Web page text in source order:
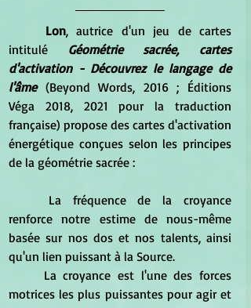
	Lon
, autrice d'un jeu de cartes
intitulé Géométrie sacrée, cartes
d'activation - Découvrez le langage de
l'âme (Beyond Words, 2016 ; Éditions
Véga 2018, 2021 pour la traduction
française) propose des cartes d'activation
énergétique conçues selon les principes
de la géométrie sacrée :
renforce notre estime de nous-même
basée sur nos dos et nos talents, ainsi
qu'un lien puissant à la Source.
motrices les plus puissantes pour agir et